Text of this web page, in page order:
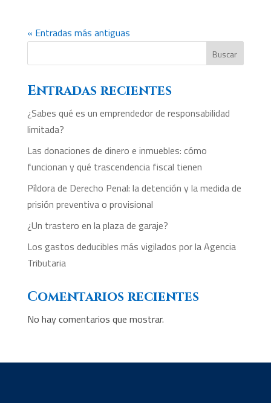
« Entradas más antiguas
Buscar
Entradas recientes
¿Sabes qué es un emprendedor de responsabilidad
limitada?
Las donaciones de dinero e inmuebles: cómo
funcionan y qué trascendencia fiscal tienen
Píldora de Derecho Penal: la detención y la medida de
prisión preventiva o provisional
¿Un trastero en la plaza de garaje?
Los gastos deducibles más vigilados por la Agencia
Tributaria
Comentarios recientes
No hay comentarios que mostrar.